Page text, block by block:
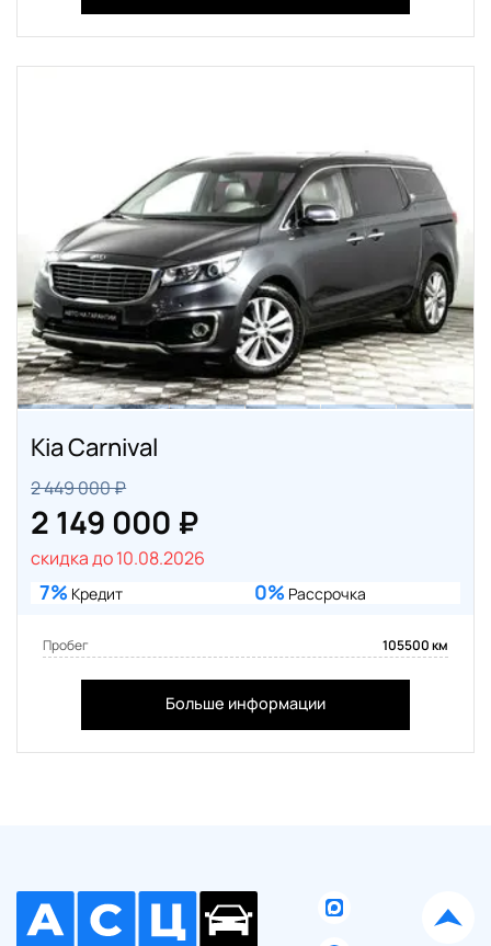
Kia Carnival
2 449 000 ₽
2 149 000 ₽
скидка до 10.08.2026
7% Кредит 0% Рассрочка
Пробег 105500 км
Больше информации